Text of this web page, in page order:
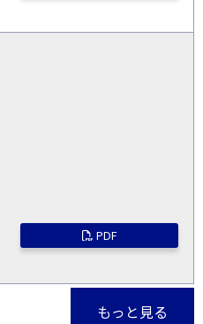
PDF
もっと見る